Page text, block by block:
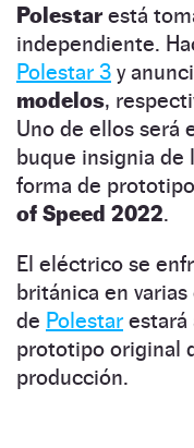
Polestarestá
independiente.
Polestar 3 y
modelos,
Uno de ellos será
buque insignia de
forma de
of Speed 2022.
El eléctrico se
británica en
de Polestar estará
prototipo original
producción.